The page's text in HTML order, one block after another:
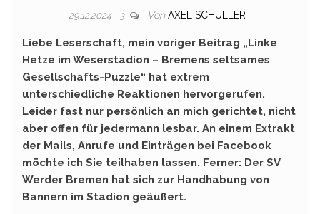
29.12.2024 3 Von AXEL SCHULLER
Liebe Leserschaft, mein voriger Beitrag „Linke
Hetze im Weserstadion – Bremens seltsames
Gesellschafts-Puzzle“ hat extrem
unterschiedliche Reaktionen hervorgerufen.
Leider fast nur persönlich an mich gerichtet, nicht
aber offen für jedermann lesbar. An einem Extrakt
der Mails, Anrufe und Einträgen bei Facebook
möchte ich Sie teilhaben lassen. Ferner: Der SV
Werder Bremen hat sich zur Handhabung von
Bannern im Stadion geäußert.